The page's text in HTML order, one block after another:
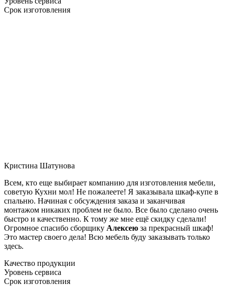
Срок изготовления
Кристина Шатунова
Всем, кто еще выбирает компанию для изготовления мебели,
советую Кухни мол! Не пожалеете! Я заказывала шкаф-купе в
спальню. Начиная с обсуждения заказа и заканчивая
монтажом никаких проблем не было. Все было сделано очень
быстро и качественно. К тому же мне ещё скидку сделали!
Огромное спасибо сборщику Алексею за прекрасный шкаф!
Это мастер своего дела! Всю мебель буду заказывать только
здесь.
Качество продукции
Уровень сервиса
Срок изготовления